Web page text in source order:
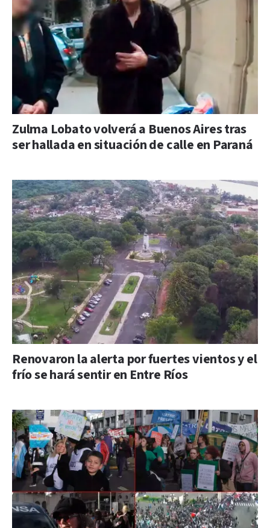
Zulma Lobato volverá a Buenos Aires tras
ser hallada en situación de calle en Paraná
Renovaron la alerta por fuertes vientos y el
frío se hará sentir en Entre Ríos